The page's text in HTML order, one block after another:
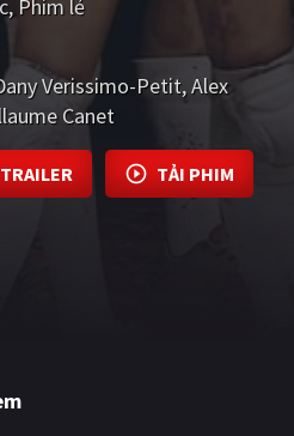
Việt Nam
Phim lẻ
Verissimo-Petit Alex
Canet
TRAILER TẢI PHIM